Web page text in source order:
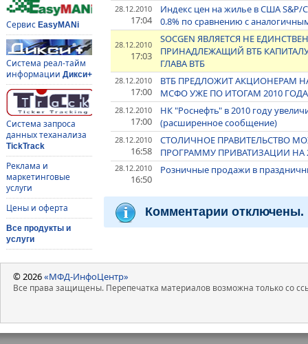
Сервис EasyMANi
Система реал-тайм
информации Дикси+
Система запроса
данных теханализа
TickTrack
Реклама и
маркетинговые
услуги
Цены и оферта
Все продукты и
услуги
28.12.2010
17:04
Индекс цен на жилье в США S&P/
0.8% по сравнению с
28.12.2010
17:03
SOCGEN ЯВЛЯЕТСЯ НЕ
ПРИНАДЛЕЖАЩИЙ ВТБ
ГЛАВА ВТБ
28.12.2010
17:00
ВТБ ПРЕДЛОЖИТ АКЦИОНЕРАМ
МСФО УЖЕ ПО ИТОГАМ 2010
28.12.2010
17:00
НК "Роснефть" в 2010 году
(расширенное сообщение)
28.12.2010
16:58
СТОЛИЧНОЕ ПРАВИТЕЛЬСТВО
ПРОГРАММУ ПРИВАТИЗАЦИИ НА
28.12.2010
16:50
Розничные продажи в
Комментарии отключены.
© 2026«МФД-ИнфоЦентр»
Все права защищены. Перепечатка материалов возможна только со